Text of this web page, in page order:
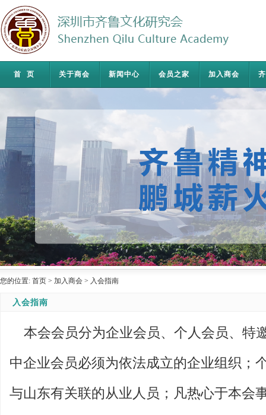
首页 关于商会 新闻中心 会员之家 加入商会
您的位置: 首页 > 加入商会 > 入会指南
入会指南
本会会员分为企业会员、个人会员、特
中企业会员必须为依法成立的企业组织；
与山东有关联的从业人员；凡热心于本会